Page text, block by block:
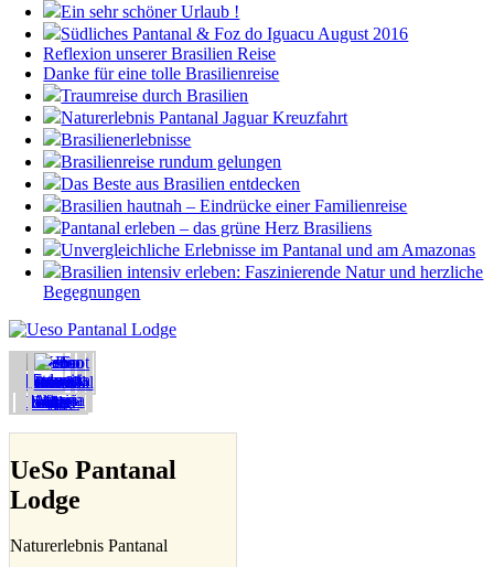
Ein sehr schöner Urlaub !
Südliches Pantanal & Foz do Iguacu August 2016
Reflexion unserer Brasilien Reise
Danke für eine tolle Brasilienreise
Traumreise durch Brasilien
Naturerlebnis Pantanal Jaguar Kreuzfahrt
Brasilienerlebnisse
Brasilienreise rundum gelungen
Das Beste aus Brasilien entdecken
Brasilien hautnah – Eindrücke einer Familienreise
Pantanal erleben – das grüne Herz Brasiliens
Unvergleichliche Erlebnisse im Pantanal und am Amazonas
Brasilien intensiv erleben: Faszinierende Natur und herzliche
Begegnungen
UeSo Pantanal
Lodge
Naturerlebnis Pantanal